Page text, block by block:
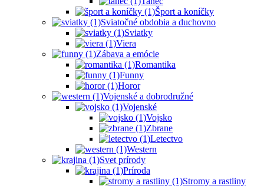
Šport a koníčky
Sviatočné obdobia a duchovno
Sviatky
Viera
Zábava a emócie
Romantika
Funny
Horor
Vojenské a dobrodružné
Vojenské
Vojsko
Zbrane
Letectvo
Western
Svet prírody
Príroda
Stromy a rastliny